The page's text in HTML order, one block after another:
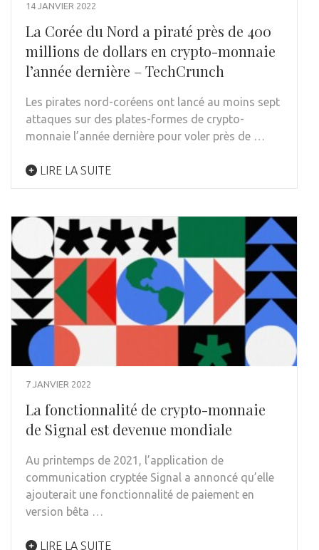
14 JANVIER 2022
La Corée du Nord a piraté près de 400
millions de dollars en crypto-monnaie
l’année dernière – TechCrunch
Les pirates nord-coréens ont lancé au moins sept
attaques sur des plates-formes de crypto-
monnaie l’année dernière pour voler près de …
LIRE LA SUITE
7 JANVIER 2022
La fonctionnalité de crypto-monnaie
de Signal est devenue mondiale
Au printemps de 2021, l’application de
communication cryptée Signal a annoncé qu’elle
ajouterait une fonctionnalité de paiement en
version bêta …
LIRE LA SUITE